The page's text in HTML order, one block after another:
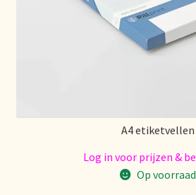
Asuntos de existencias
A4 etiketvellen
Log in voor prijzen &
Op voorraad